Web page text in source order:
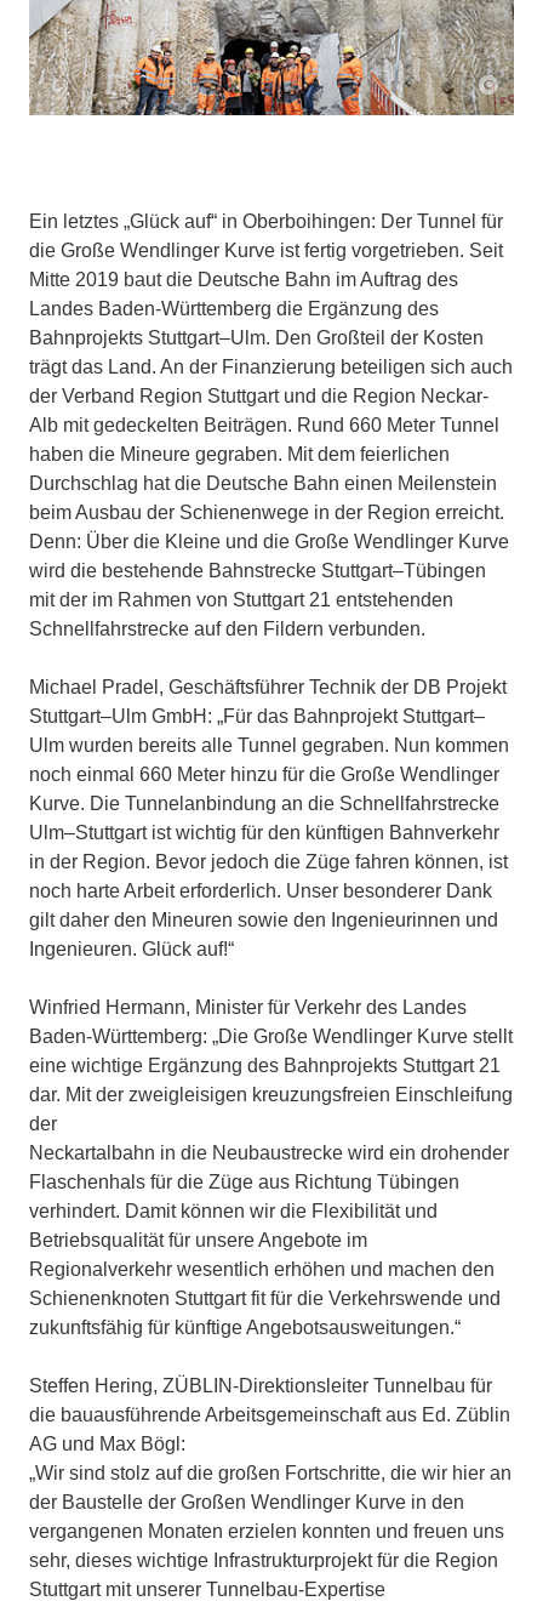
Ein letztes „Glück auf“ in Oberboihingen: Der Tunnel für
die Große Wendlinger Kurve ist fertig vorgetrieben. Seit
Mitte 2019 baut die Deutsche Bahn im Auftrag des
Landes Baden-Württemberg die Ergänzung des
Bahnprojekts Stuttgart–Ulm. Den Großteil der Kosten
trägt das Land. An der Finanzierung beteiligen sich auch
der Verband Region Stuttgart und die Region Neckar-
Alb mit gedeckelten Beiträgen. Rund 660 Meter Tunnel
haben die Mineure gegraben. Mit dem feierlichen
Durchschlag hat die Deutsche Bahn einen Meilenstein
beim Ausbau der Schienenwege in der Region erreicht.
Denn: Über die Kleine und die Große Wendlinger Kurve
wird die bestehende Bahnstrecke Stuttgart–Tübingen
mit der im Rahmen von Stuttgart 21 entstehenden
Schnellfahrstrecke auf den Fildern verbunden.
Michael Pradel, Geschäftsführer Technik der DB Projekt
Stuttgart–Ulm GmbH: „Für das Bahnprojekt Stuttgart–
Ulm wurden bereits alle Tunnel gegraben. Nun kommen
noch einmal 660 Meter hinzu für die Große Wendlinger
Kurve. Die Tunnelanbindung an die Schnellfahrstrecke
Ulm–Stuttgart ist wichtig für den künftigen Bahnverkehr
in der Region. Bevor jedoch die Züge fahren können, ist
noch harte Arbeit erforderlich. Unser besonderer Dank
gilt daher den Mineuren sowie den Ingenieurinnen und
Ingenieuren. Glück auf!“
Winfried Hermann, Minister für Verkehr des Landes
Baden-Württemberg: „Die Große Wendlinger Kurve stellt
eine wichtige Ergänzung des Bahnprojekts Stuttgart 21
dar. Mit der zweigleisigen kreuzungsfreien Einschleifung
der
Neckartalbahn in die Neubaustrecke wird ein drohender
Flaschenhals für die Züge aus Richtung Tübingen
verhindert. Damit können wir die Flexibilität und
Betriebsqualität für unsere Angebote im
Regionalverkehr wesentlich erhöhen und machen den
Schienenknoten Stuttgart fit für die Verkehrswende und
zukunftsfähig für künftige Angebotsausweitungen.“
Steffen Hering, ZÜBLIN-Direktionsleiter Tunnelbau für
die bauausführende Arbeitsgemeinschaft aus Ed. Züblin
AG und Max Bögl:
„Wir sind stolz auf die großen Fortschritte, die wir hier an
der Baustelle der Großen Wendlinger Kurve in den
vergangenen Monaten erzielen konnten und freuen uns
sehr, dieses wichtige Infrastrukturprojekt für die Region
Stuttgart mit unserer Tunnelbau-Expertise